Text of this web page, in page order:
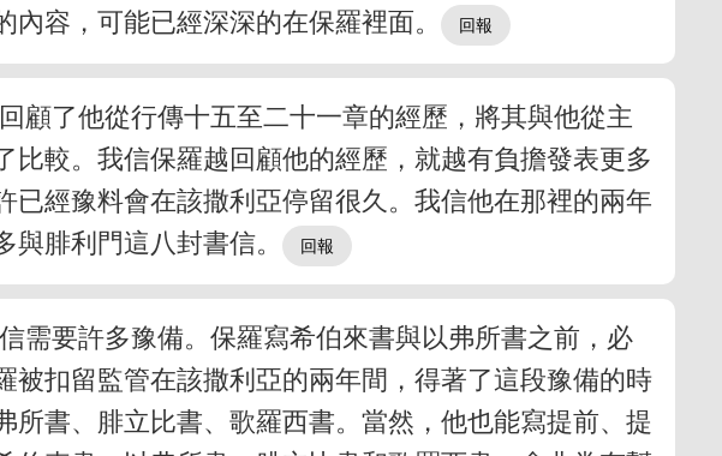
容，可能已經深深的在保羅裡面。
顧了他從行傳十五至二十一章的經歷，將其與他從主
較。我信保羅越回顧他的經歷，就越有負擔發表更多
經豫料會在該撒利亞停留很久。我信他在那裡的兩年
腓利門這八封書信。
需要許多豫備。保羅寫希伯來書與以弗所書之前，必
扣留監管在該撒利亞的兩年間，得著了這段豫備的時
書、腓立比書、歌羅西書。當然，他也能寫提前、提